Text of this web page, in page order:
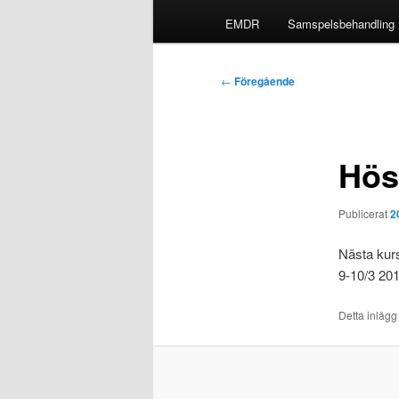
EMDR Samspelsbehandling
Inläggsnavigering
← Föregående
Publicerat
Nästa
9-10/3
Detta